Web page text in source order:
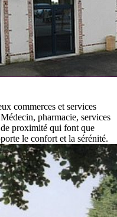
commerces et services
pharmacie, services
proximité qui font que
le confort et la sérénité.